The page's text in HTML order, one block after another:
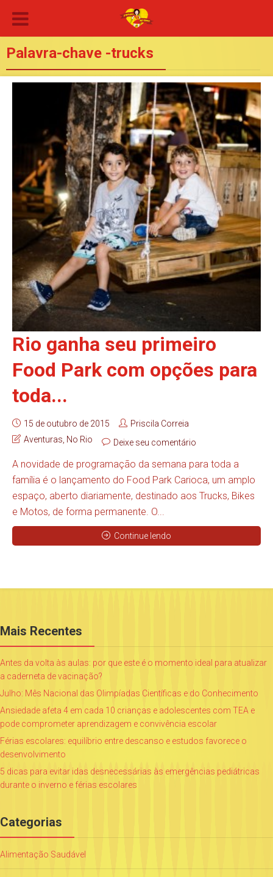
Palavra-chave -trucks
Rio ganha seu primeiro
Food Park com opções para
toda...
15 de outubro de 2015
Priscila Correia
Aventuras No Rio Deixe seu comentário
A novidade de programação da semana para toda a
família é o lançamento do Food Park Carioca, um amplo
espaço, aberto diariamente, destinado aos Trucks, Bikes
e Motos, de forma permanente. O...
Continue lendo
Mais Recentes
Antes da volta às aulas: por que este é o momento ideal para atualizar
a caderneta de vacinação?
Julho: Mês Nacional das Olimpíadas Científicas e do Conhecimento
Ansiedade afeta 4 em cada 10 crianças e adolescentes com TEA e
pode comprometer aprendizagem e convivência escolar
Férias escolares: equilíbrio entre descanso e estudos favorece o
desenvolvimento
5 dicas para evitar idas desnecessárias às emergências pediátricas
durante o inverno e férias escolares
Categorias
Alimentação Saudável